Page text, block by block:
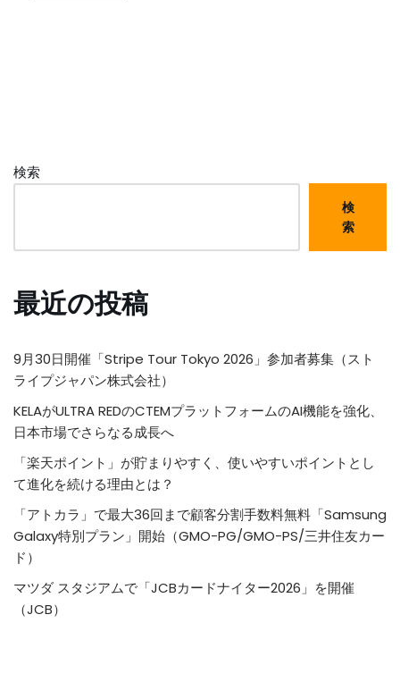
検索
検
索
最近の投稿
9月30日開催「Stripe Tour Tokyo 2026」参加者募集（スト
ライプジャパン株式会社）
KELAがULTRA REDのCTEMプラットフォームのAI機能を強化、
日本市場でさらなる成長へ
「楽天ポイント」が貯まりやすく、使いやすいポイントとし
て進化を続ける理由とは？
「アトカラ」で最大36回まで顧客分割手数料無料「Samsung
Galaxy特別プラン」開始（GMO-PG/GMO-PS/三井住友カー
ド）
マツダ スタジアムで「JCBカードナイター2026」を開催
（JCB）